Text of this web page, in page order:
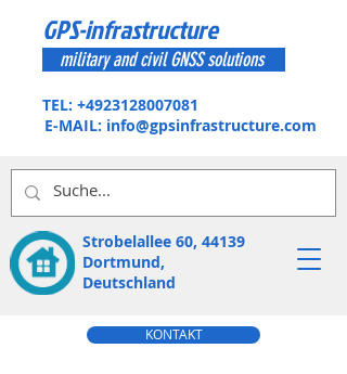
Strobelallee 60, 44139
Dortmund,
Deutschland
GPS-infrastructure
military and civil GNSS solutions
KONTAKT
TEL: +4923128007081
E-MAIL: info@gpsinfrastructure.com